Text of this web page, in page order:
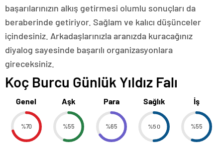
başarılarınızın alkış getirmesi olumlu sonuçları da
beraberinde getiriyor. Sağlam ve kalıcı düşünceler
içindesiniz. Arkadaşlarınızla aranızda kuracağınız
diyalog sayesinde başarılı organizasyonlara
gireceksiniz.
Koç Burcu Günlük Yıldız Falı
Genel
%70
Aşk
%55
Para
%65
Sağlık
%50
İş
%55